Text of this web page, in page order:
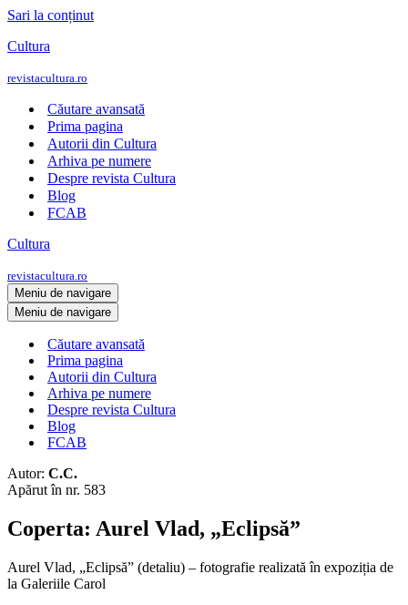
Sari la conținut
Cultura
revistacultura.ro
Căutare avansată
Prima pagina
Autorii din Cultura
Arhiva pe numere
Despre revista Cultura
Blog
FCAB
Cultura
revistacultura.ro
Meniu de navigare
Meniu de navigare
Căutare avansată
Prima pagina
Autorii din Cultura
Arhiva pe numere
Despre revista Cultura
Blog
FCAB
Autor: C.C.
Apărut în nr. 583
Coperta: Aurel Vlad, „Eclipsă”
Aurel Vlad, „Eclipsă” (detaliu) – fotografie realizată în expoziția de
la Galeriile Carol